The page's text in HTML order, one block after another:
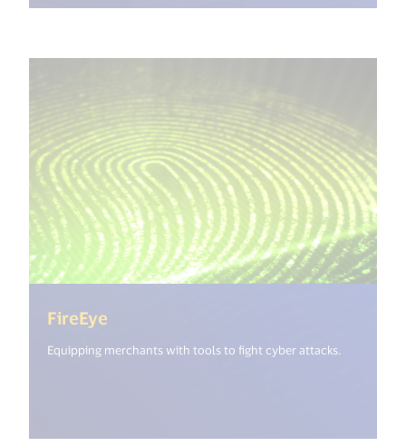
FireEye
Equipping merchants with tools to fight cyber attacks.